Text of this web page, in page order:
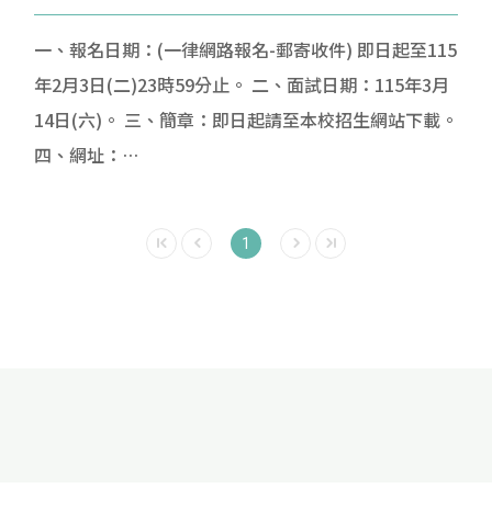
一、報名日期：(一律網路報名-郵寄收件) 即日起至115
年2月3日(二)23時59分止。 二、面試日期：115年3月
14日(六)。 三、簡章：即日起請至本校招生網站下載。
四、網址：
五、招生專線：(05)534-2601轉 2214 招生委員會報名
1